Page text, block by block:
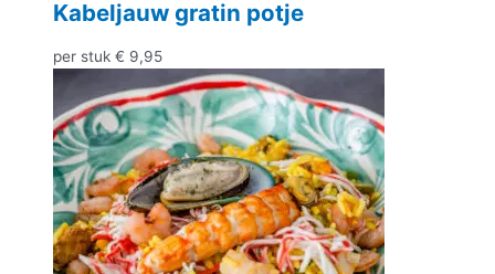
Kabeljauw gratin potje
per stuk € 9,95